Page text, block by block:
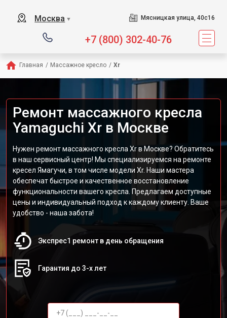
Москва ▼ Мясницкая улица, 40с16
+7 (800) 302-40-76
Главная / Массажное кресло / Xr
Ремонт массажного кресла
Yamaguchi Xr в Москве
Нужен ремонт массажного кресла Xr в Москве? Обратитесь
в наш сервисный центр! Мы специализируемся на ремонте
кресел Ямагучи, в том числе модели Xr. Наши мастера
обеспечат быстрое и качественное восстановление
функциональности вашего кресла. Предлагаем доступные
цены и индивидуальный подход к каждому клиенту. Ваше
удобство - наша забота!
Экспрес1 ремонт в день обращения
Гарантия до 3-х лет